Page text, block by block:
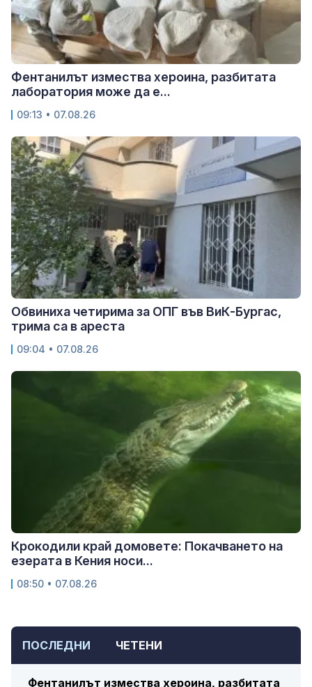
ПОСЛЕДНИ ЧЕТЕНИ
Фентанилът измества хероина, разбитата
Фентанилът измества хероина, разбитата
лаборатория може да е...
09:13 • 07.08.26
Обвиниха четирима за ОПГ във ВиК-Бургас,
трима са в ареста
09:04 • 07.08.26
Крокодили край домовете: Покачването на
езерата в Кения носи...
08:50 • 07.08.26